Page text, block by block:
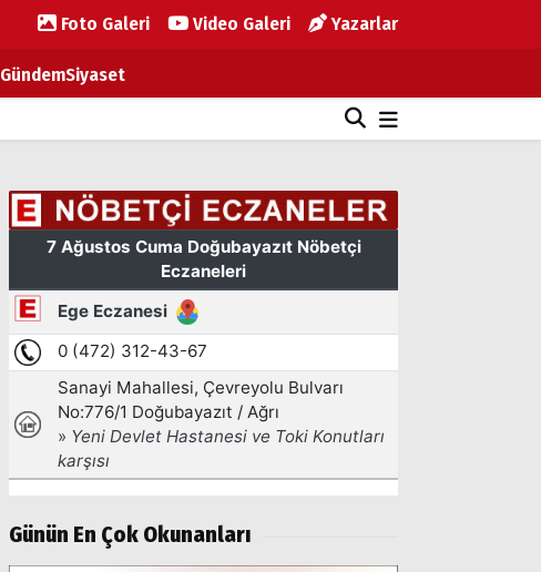
Foto Galeri Video Galeri Yazarlar
GündemSiyaset
Günün En Çok Okunanları